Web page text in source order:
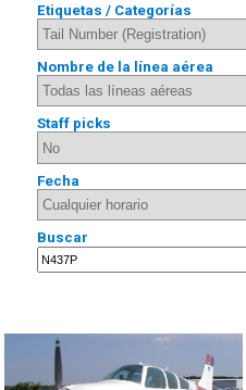
Etiquetas / Categorías
Nombre de la línea aérea
Staff picks
Fecha
Buscar